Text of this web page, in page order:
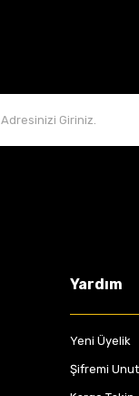
Yardım
Yeni Üyelik
Şifremi